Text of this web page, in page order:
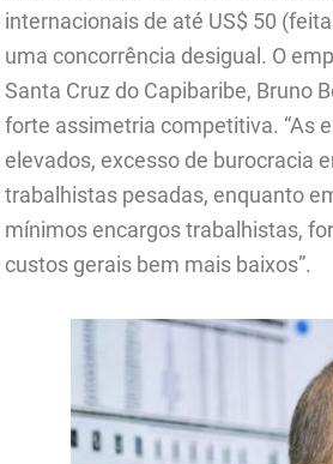
internacionais de até US$ 50
uma concorrência desigual. O
Santa Cruz do Capibaribe, Bruno
forte assimetria competitiva. “As
elevados, excesso de burocracia
trabalhistas pesadas, enquanto
mínimos encargos trabalhistas,
custos gerais bem mais baixos”.